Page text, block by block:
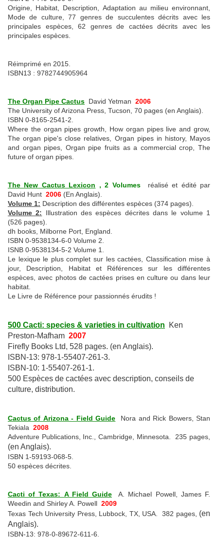
Origine, Habitat, Description, Adaptation au milieu environnant,
Mode de culture, 77 genres de succulentes décrits avec les
principales espèces, 62 genres de cactées décrits avec les
principales espèces.
Réimprimé en 2015.
ISBN13 : 9782744905964
The Organ Pipe Cactus David Yetman 2006
The University of Arizona Press, Tucson, 70 pages (en Anglais).
ISBN 0-8165-2541-2.
Where the organ pipes growth, How organ pipes live and grow,
The organ pipe's close relatives, Organ pipes in history, Mayos
and organ pipes, Organ pipe fruits as a commercial crop, The
future of organ pipes.
The New Cactus Lexicon , 2 Volumesréalisé et édité par
David Hunt 2006 (En Anglais).
Volume 1: Description des différentes espèces (374 pages).
Volume 2: Illustration des espèces décrites dans le volume 1
(526 pages).
dh books, Milborne Port, England.
ISBN 0-9538134-6-0 Volume 2.
ISNB 0-9538134-5-2 Volume 1.
Le lexique le plus complet sur les cactées, Classification mise à
jour, Description, Habitat et Références sur les différentes
espèces, avec photos de cactées prises en culture ou dans leur
habitat.
Le Livre de Référence pour passionnés érudits !
500 Cacti: species & varieties in cultivation Ken
Preston-Mafham 2007
Firefly Books Ltd, 528 pages. (en Anglais).
ISBN-13: 978-1-55407-261-3.
ISBN-10: 1-55407-261-1.
500 Espèces de cactées avec description, conseils de
culture, distribution.
Cactus of Arizona - Field Guide Nora and Rick Bowers, Stan
Tekiala 2008
Adventure Publications, Inc., Cambridge, Minnesota. 235 pages,
(en Anglais).
ISBN 1-59193-068-5.
50 espèces décrites.
Cacti of Texas: A Field GuideA. Michael Powell, James F.
Weedin and Shirley A. Powell 2009
Texas Tech University Press, Lubbock, TX, USA. 382 pages, (en
Anglais).
ISBN-13: 978-0-89672-611-6.